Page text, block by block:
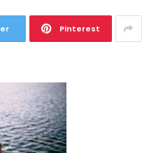
Pinterest